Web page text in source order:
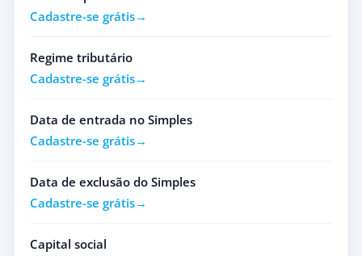
Cadastre-se grátis
Regime tributário
Cadastre-se grátis
Data de entrada no Simples
Cadastre-se grátis
Data de exclusão do Simples
Cadastre-se grátis
Capital social